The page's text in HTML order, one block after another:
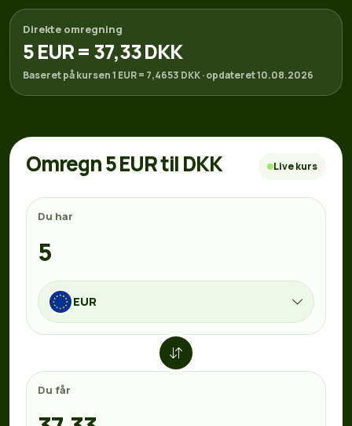
Direkte omregning
5 EUR = 37,33 DKK
Baseret på kursen 1 EUR = 7,4653 DKK · opdateret 10.08.2026
Omregn 5 EUR til DKK Live kurs
Du har
EUR
Du får